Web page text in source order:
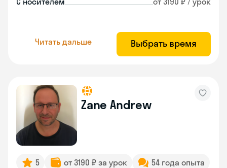
Читать дальше Выбрать время
Zane Andrew
5 от 3190 ₽ за урок
54 года опыта